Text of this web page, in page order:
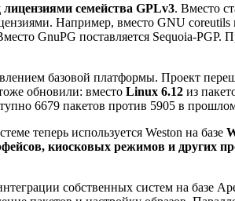
лицензиями семейства GPLv3. Вместо
Например, вместо GNU coreutils
GnuPG поставляется Sequoia-
базовой платформы. Проект
обновили: вместо Linux 6.12 из
6679 пакетов против 5905 в
теперь используется Weston на базе
киосковых режимов и других
собственных систем на базе